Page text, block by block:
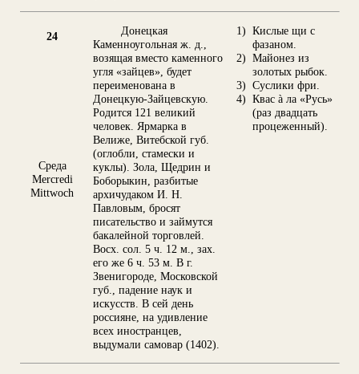
24
Донецкая
Каменноугольная ж. д.,
возящая вместо каменного
угля «зайцев», будет
переименована в
Донецкую-Зайцевскую.
Родится 121 великий
человек. Ярмарка в
Велиже, Витебской губ.
(оглобли, стамески и
куклы). Зола, Щедрин и
Боборыкин, разбитые
архичудаком И. Н.
Павловым, бросят
писательство и займутся
бакалейной торговлей.
Восх. сол. 5 ч. 12 м., зах.
его же 6 ч. 53 м. В г.
Звенигороде, Московской
губ., падение наук и
искусств. В сей день
россияне, на удивление
всех иностранцев,
выдумали самовар (1402).
1) Кислые щи с
фазаном.
2) Майонез из
золотых рыбок.
3) Суслики фри.
4) Квас à ла «Русь»
(раз двадцать
процеженный).
Среда
Mercredi
Mittwoch